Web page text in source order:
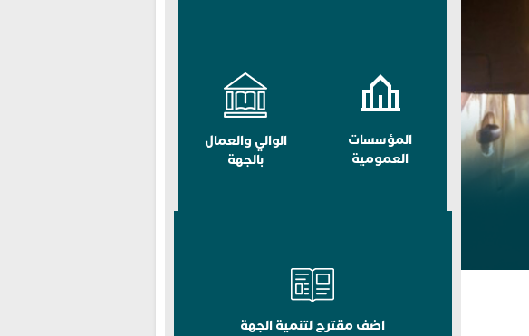
المؤسسات
العمومية
الوالي والعمال
بالجهة
اضف مقترح لتنمية الجهة